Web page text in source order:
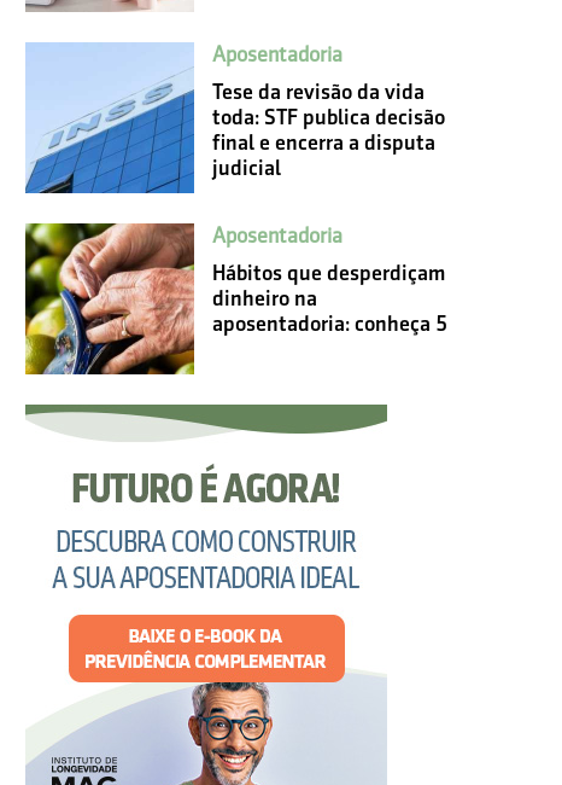
Aposentadoria
Tese da revisão da vida
toda: STF publica decisão
final e encerra a disputa
judicial
Aposentadoria
Hábitos que desperdiçam
dinheiro na
aposentadoria: conheça 5